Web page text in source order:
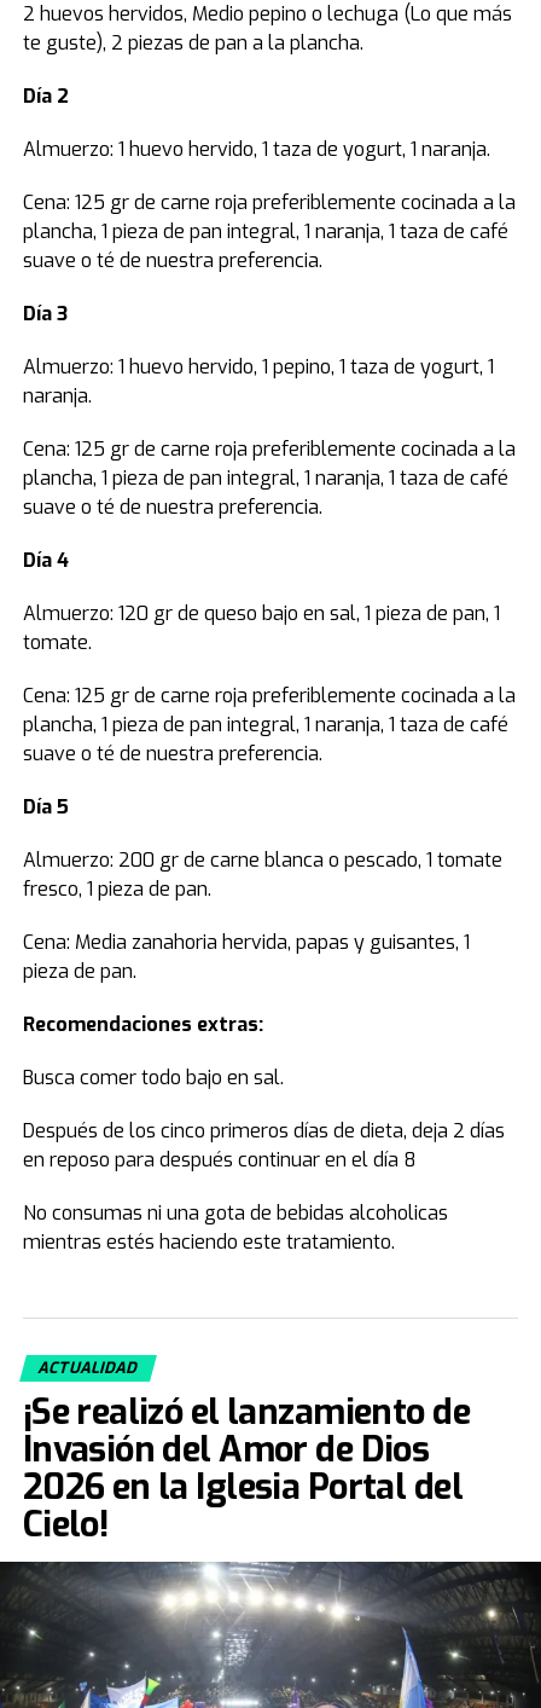
2 huevos hervidos, Medio pepino o lechuga (Lo que más
te guste), 2 piezas de pan a la plancha.
Día 2
Almuerzo: 1 huevo hervido, 1 taza de yogurt, 1 naranja.
Cena: 125 gr de carne roja preferiblemente cocinada a la
plancha, 1 pieza de pan integral, 1 naranja, 1 taza de café
suave o té de nuestra preferencia.
Día 3
Almuerzo: 1 huevo hervido, 1 pepino, 1 taza de yogurt, 1
naranja.
Cena: 125 gr de carne roja preferiblemente cocinada a la
plancha, 1 pieza de pan integral, 1 naranja, 1 taza de café
suave o té de nuestra preferencia.
Día 4
Almuerzo: 120 gr de queso bajo en sal, 1 pieza de pan, 1
tomate.
Cena: 125 gr de carne roja preferiblemente cocinada a la
plancha, 1 pieza de pan integral, 1 naranja, 1 taza de café
suave o té de nuestra preferencia.
Día 5
Almuerzo: 200 gr de carne blanca o pescado, 1 tomate
fresco, 1 pieza de pan.
Cena: Media zanahoria hervida, papas y guisantes, 1
pieza de pan.
Recomendaciones extras:
Busca comer todo bajo en sal.
Después de los cinco primeros días de dieta, deja 2 días
en reposo para después continuar en el día 8
No consumas ni una gota de bebidas alcoholicas
mientras estés haciendo este tratamiento.
ACTUALIDAD
¡Se realizó el lanzamiento de
Invasión del Amor de Dios
2026 en la Iglesia Portal del
Cielo!